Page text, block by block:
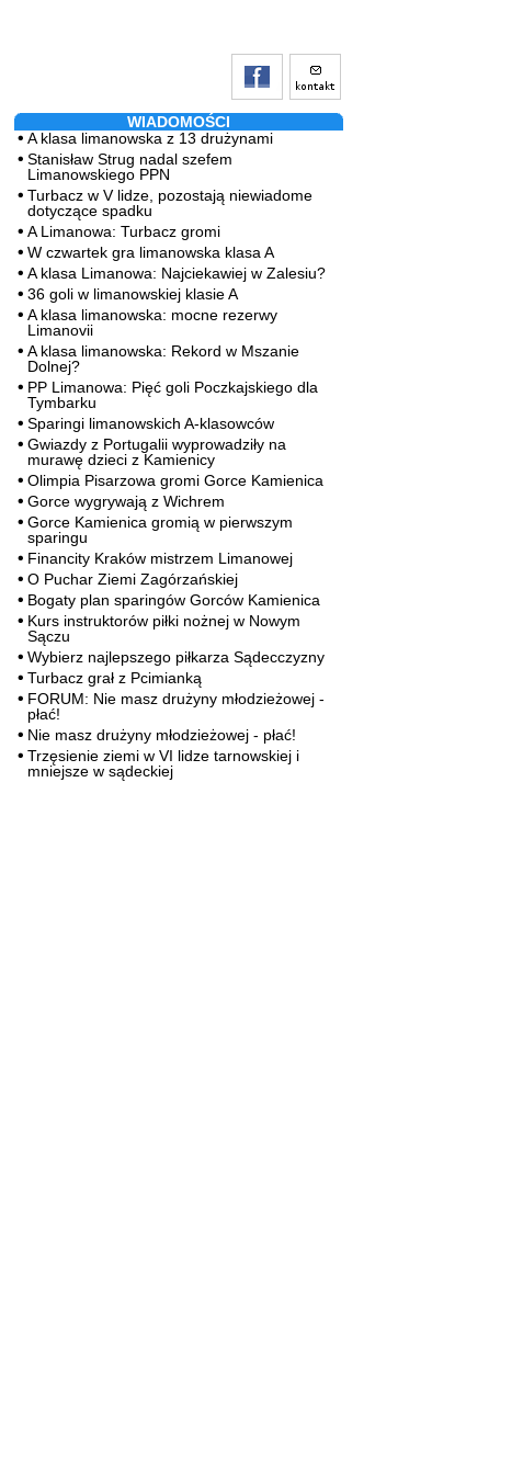
WIADOMOŚCI
A klasa limanowska z 13 drużynami
Stanisław Strug nadal szefem
Limanowskiego PPN
Turbacz w V lidze, pozostają niewiadome
dotyczące spadku
A Limanowa: Turbacz gromi
W czwartek gra limanowska klasa A
A klasa Limanowa: Najciekawiej w Zalesiu?
36 goli w limanowskiej klasie A
A klasa limanowska: mocne rezerwy
Limanovii
A klasa limanowska: Rekord w Mszanie
Dolnej?
PP Limanowa: Pięć goli Poczkajskiego dla
Tymbarku
Sparingi limanowskich A-klasowców
Gwiazdy z Portugalii wyprowadziły na
murawę dzieci z Kamienicy
Olimpia Pisarzowa gromi Gorce Kamienica
Gorce wygrywają z Wichrem
Gorce Kamienica gromią w pierwszym
sparingu
Financity Kraków mistrzem Limanowej
O Puchar Ziemi Zagórzańskiej
Bogaty plan sparingów Gorców Kamienica
Kurs instruktorów piłki nożnej w Nowym
Sączu
Wybierz najlepszego piłkarza Sądecczyzny
Turbacz grał z Pcimianką
FORUM: Nie masz drużyny młodzieżowej -
płać!
Nie masz drużyny młodzieżowej - płać!
Trzęsienie ziemi w VI lidze tarnowskiej i
mniejsze w sądeckiej